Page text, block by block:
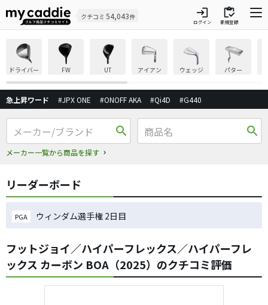
クチコミ 54,043件 login
ログイン
inventory
新規登録
ドライバー FW UT アイアン ウェッジ パター
急上昇ワード #JPX ONE #ONOFF AKA #Qi4D #G440
search
メーカー一覧から商品を探す
search
リーダーボード
PGA ウィンダム選手権 2日目
フットジョイ／ハイパーフレックス／ハイパーフレ
ックス カーボン BOA（2025）のクチコミ評価